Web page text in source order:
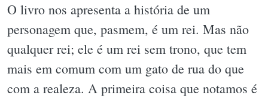
O livro nos apresenta a história de um
personagem que, pasmem, é um rei. Mas não
qualquer rei; ele é um rei sem trono, que tem
mais em comum com um gato de rua do que
com a realeza. A primeira coisa que notamos é